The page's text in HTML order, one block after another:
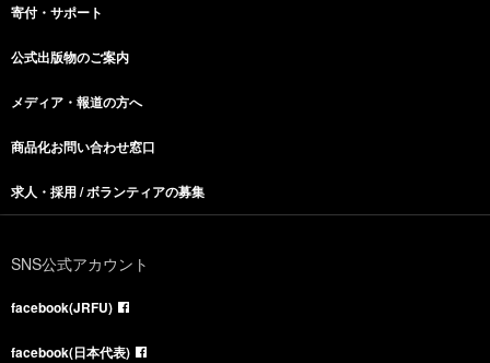
寄付・サポート
公式出版物のご案内
メディア・報道の方へ
商品化お問い合わせ窓口
求人・採用 / ボランティアの募集
SNS公式アカウント
facebook(JRFU)
facebook(日本代表)